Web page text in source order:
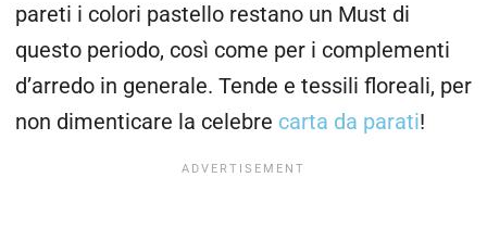
pareti i colori pastello restano un Must di
questo periodo, così come per i complementi
d’arredo in generale. Tende e tessili floreali, per
non dimenticare la celebre carta da parati!